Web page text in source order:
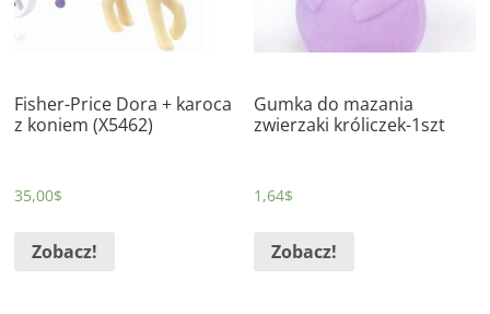
Fisher-Price Dora + karoca
z koniem (X5462)
35,00$
Zobacz!
Gumka do mazania
zwierzaki króliczek-1szt
1,64$
Zobacz!